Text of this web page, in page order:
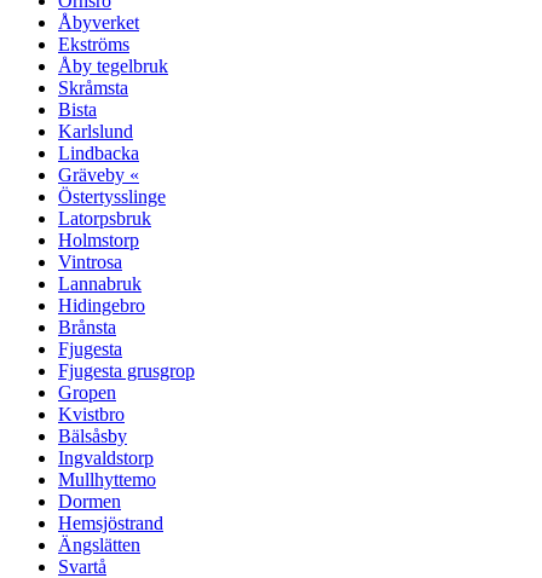
Åbyverket
Ekströms
Åby tegelbruk
Skråmsta
Bista
Karlslund
Lindbacka
Gräveby «
Östertysslinge
Latorpsbruk
Holmstorp
Vintrosa
Lannabruk
Hidingebro
Brånsta
Fjugesta
Fjugesta grusgrop
Gropen
Kvistbro
Bälsåsby
Ingvaldstorp
Mullhyttemo
Dormen
Hemsjöstrand
Ängslätten
Svartå